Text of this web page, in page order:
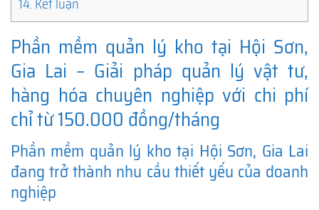
Phần mềm quản lý kho tại Hội Sơn,
Gia Lai – Giải pháp quản lý vật tư,
hàng hóa chuyên nghiệp với chi phí
chỉ từ 150.000 đồng/tháng
Phần mềm quản lý kho tại Hội Sơn, Gia Lai
đang trở thành nhu cầu thiết yếu của doanh
nghiệp